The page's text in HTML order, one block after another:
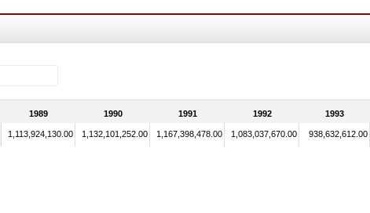
1989 1990 1991 1992 1993
1,113,924,130.00 1,132,101,252.00 1,167,398,478.00 1,083,037,670.00 938,632,612.00